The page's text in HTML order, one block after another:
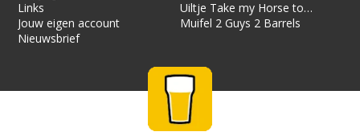
Links
Jouw eigen account
Nieuwsbrief
Strata
Uiltje Take my Horse to
the Hotel Room
Muifel 2 Guys 2 Barrels